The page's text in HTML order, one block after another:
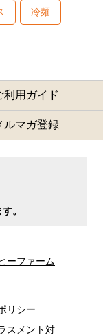
冷麺
利用ガイド
ルマガ登録
。
ーファーム
リシー
スメント対